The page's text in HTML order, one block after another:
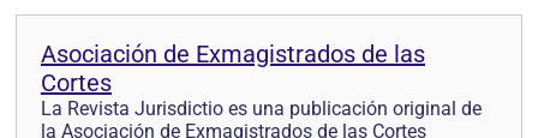
Asociación de Exmagistrados de las
Cortes
La Revista Jurisdictio es una publicación original de
la Asociación de Exmagistrados de las Cortes